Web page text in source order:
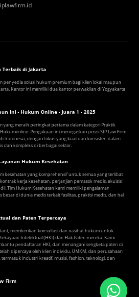
Terbaik di Jakarta
penyedia solusi hukum premium bagi klien lokal maupun
Kantor ini memiliki dua kantor perwakilan di Yogyakarta
Ini - Hukum Online - Juara 1 - 2025
yang meraih peringkat pertama dalam kategori Praktik
Pengakuan ini menegaskan posisi SIP Law Firm
Indonesia, dengan fokus yang kuat dan konsisten dalam
dan kompleks di berbagai sektor.
Hukum Kesehatan
kesehatan yang komprehensif untuk semua yang terlibat
kerja kesehatan, perjanjian pemasok medis, akuisisi
Tim Hukum Kesehatan kami memiliki pengalaman
di dunia medis terkait fasilitas, praktisi medis, dan hal
dan Paten Terpercaya
memberikan konsultasi dan nasihat hukum untuk
Intelektual (HKI) dan Hak Paten mereka. Kami
pendaftaran HKI, dan menangani sengketa paten di
dipercaya oleh klien individu, UMKM, dan perusahaan
industri kreatif, musisi, fashion, teknologi, dan
Firm